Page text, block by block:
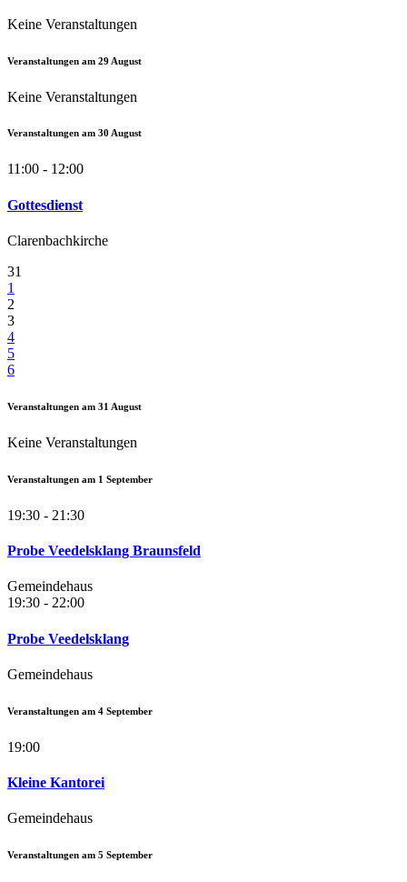
Keine Veranstaltungen
Veranstaltungen am 29 August
Keine Veranstaltungen
Veranstaltungen am 30 August
11:00 - 12:00
Gottesdienst
Clarenbachkirche
31
1
2
3
4
5
6
Veranstaltungen am 31 August
Keine Veranstaltungen
Veranstaltungen am 1 September
19:30 - 21:30
Probe Veedelsklang Braunsfeld
Gemeindehaus
19:30 - 22:00
Probe Veedelsklang
Gemeindehaus
Veranstaltungen am 4 September
19:00
Kleine Kantorei
Gemeindehaus
Veranstaltungen am 5 September